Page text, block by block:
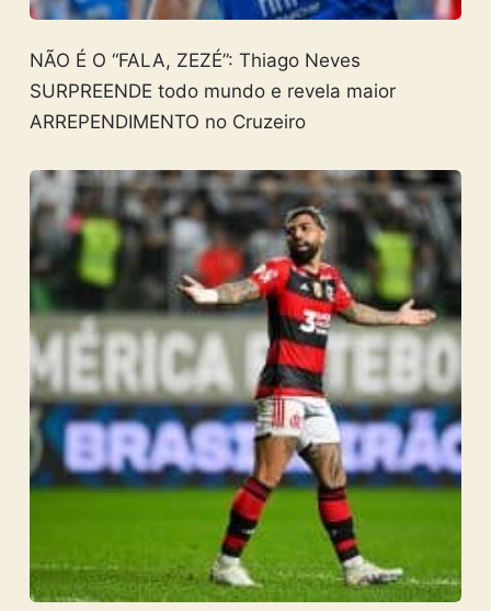
NÃO É O “FALA, ZEZÉ”: Thiago Neves
SURPREENDE todo mundo e revela maior
ARREPENDIMENTO no Cruzeiro